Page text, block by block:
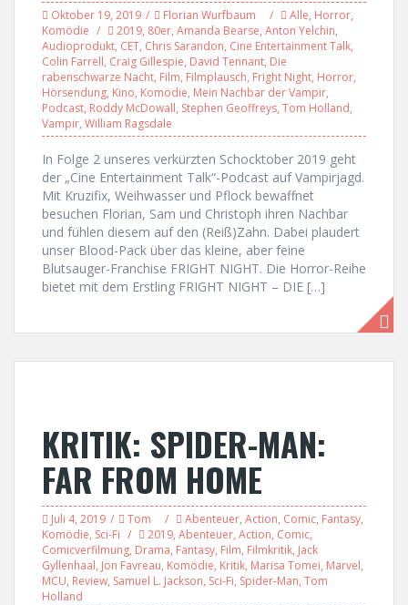
Oktober 19, 2019 Florian Wurfbaum Alle, Horror,
Komödie
2019, 80er, Amanda Bearse, Anton Yelchin,
Audioprodukt, CET, Chris Sarandon, Cine Entertainment Talk,
Colin Farrell, Craig Gillespie, David Tennant, Die
rabenschwarze Nacht, Film, Filmplausch, Fright Night, Horror,
Hörsendung, Kino, Komödie, Mein Nachbar der Vampir,
Podcast, Roddy McDowall, Stephen Geoffreys, Tom Holland,
Vampir, William Ragsdale
In Folge 2 unseres verkürzten Schocktober 2019 geht
der „Cine Entertainment Talk“-Podcast auf Vampirjagd.
Mit Kruzifix, Weihwasser und Pflock bewaffnet
besuchen Florian, Sam und Christoph ihren Nachbar
und fühlen diesem auf den (Reiß)Zahn. Dabei plaudert
unser Blood-Pack über das kleine, aber feine
Blutsauger-Franchise FRIGHT NIGHT. Die Horror-Reihe
bietet mit dem Erstling FRIGHT NIGHT – DIE […]
KRITIK: SPIDER-MAN:
FAR FROM HOME
Juli 4, 2019 Tom Abenteuer, Action, Comic, Fantasy,
Komödie, Sci-Fi 2019, Abenteuer, Action, Comic,
Comicverfilmung, Drama, Fantasy, Film, Filmkritik, Jack
Gyllenhaal, Jon Favreau, Komödie, Kritik, Marisa Tomei, Marvel,
MCU, Review, Samuel L. Jackson, Sci-Fi, Spider-Man, Tom
Holland